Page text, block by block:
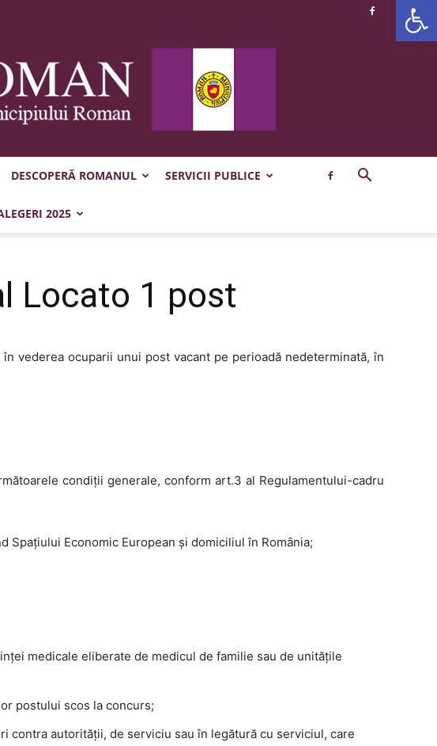
DESCOPERĂ ROMANUL SERVICII PUBLICE
2025
Locato 1 post
vederea ocuparii unui post vacant pe perioadă nedeterminată, în
condiţii generale, conform art.3 al Regulamentului-cadru
Spaţiului Economic European şi domiciliul în România;
medicale eliberate de medicul de familie sau de unităţile
postului scos la concurs;
contra autorităţii, de serviciu sau în legătură cu serviciul, care